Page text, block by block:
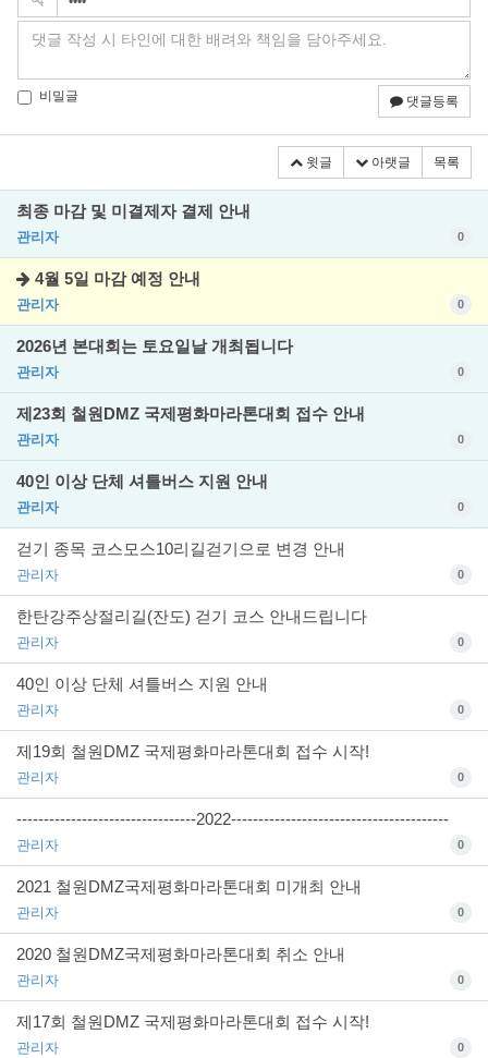
비밀글 댓글등록
윗글 아랫글 목록
최종 마감 및 미결제자 결제 안내
관리자 0
4월 5일 마감 예정 안내
관리자 0
2026년 본대회는 토요일날 개최됩니다
관리자 0
제23회 철원DMZ 국제평화마라톤대회 접수 안내
관리자 0
40인 이상 단체 셔틀버스 지원 안내
관리자 0
걷기 종목 코스모스10리길걷기으로 변경 안내
관리자 0
한탄강주상절리길(잔도) 걷기 코스 안내드립니다
관리자 0
40인 이상 단체 셔틀버스 지원 안내
관리자 0
제19회 철원DMZ 국제평화마라톤대회 접수 시작!
관리자 0
---------------------------------2022----------------------------------------
관리자 0
2021 철원DMZ국제평화마라톤대회 미개최 안내
관리자 0
2020 철원DMZ국제평화마라톤대회 취소 안내
관리자 0
제17회 철원DMZ 국제평화마라톤대회 접수 시작!
관리자 0